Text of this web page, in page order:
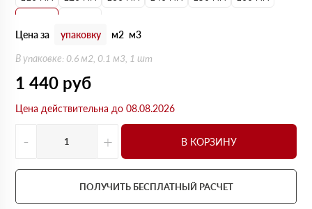
Цена за
упаковку м2 м3
В упаковке: 0.6 м2, 0.1 м3, 1 шт
1 440 руб
Цена действительна до 08.08.2026
- + В КОРЗИНУ
ПОЛУЧИТЬ БЕСПЛАТНЫЙ РАСЧЕТ